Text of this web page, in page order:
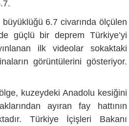
6.7 civarında ölçülen
güçlü bir deprem Türkiye’yi
ilk videolar sokaktaki
görüntülerini gösteriyor.
kuzeydeki Anadolu kesiğini
ayıran fay hattının
Türkiye İçişleri Bakanı